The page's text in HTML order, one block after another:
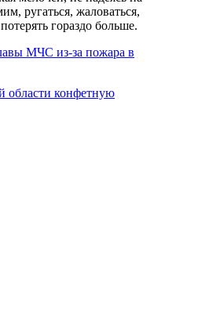
ругаться, жаловаться,
гораздо больше.
МЧС из-за пожара в
области конфетную